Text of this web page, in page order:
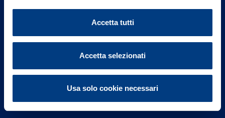
Accetta tutti
Accetta selezionati
Usa solo cookie necessari
Sostenibilità
Performances